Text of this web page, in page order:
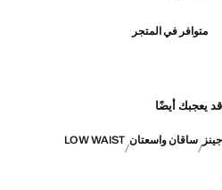
متوافر في المتجر
قد يعجبك أيضًا
جينز ساقان واسعتان LOW WAIST